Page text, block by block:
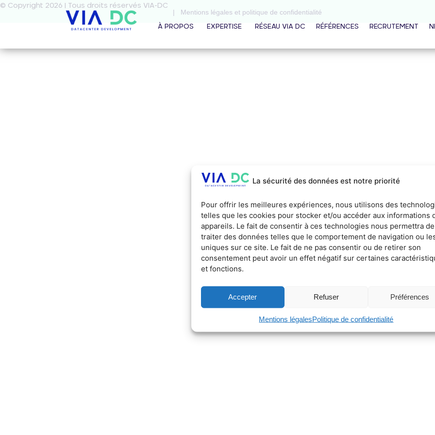
La sécurité des données est notre priorité
Pour offrir les meilleures expériences, nous utilisons des
telles que les cookies pour stocker et/ou accéder aux informations
appareils. Le fait de consentir à ces technologies nous permettra de
traiter des données telles que le comportement de navigation ou
uniques sur ce site. Le fait de ne pas consentir ou de retirer son
consentement peut avoir un effet négatif sur certaines
et fonctions.
Accepter Refuser Préférences
Mentions légalesPolitique de confidentialité
À PROPOS EXPERTISE RÉSEAU VIA DC RÉFÉRENCES RECRUTEMENT
© Copyright 2026 | Tous droits réservés VIA-DC
| Mentions légales et politique de confidentialité